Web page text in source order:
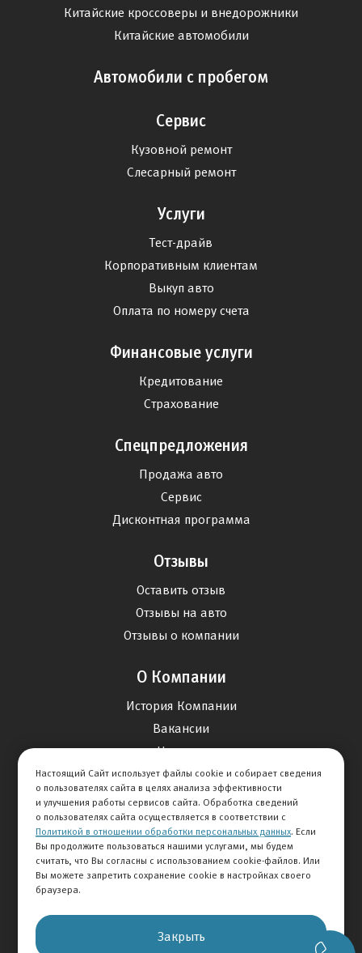
© 2026 АВТОМИР
Китайские кроссоверы и внедорожники
Китайские автомобили
Автомобили с пробегом
Сервис
Кузовной ремонт
Слесарный ремонт
Услуги
Тест-драйв
Корпоративным клиентам
Выкуп авто
Оплата по номеру счета
Финансовые услуги
Кредитование
Страхование
Спецпредложения
Продажа авто
Сервис
Дисконтная программа
Отзывы
Оставить отзыв
Отзывы на авто
Отзывы о компании
О Компании
История Компании
Вакансии
Новости
Карта сайта
Контакты
+7 495 234-33-66
Настоящий Сайт использует файлы cookie и собирает сведения
о пользователях сайта в целях анализа эффективности
и улучшения работы сервисов сайта. Обработка сведений
о пользователях сайта осуществляется в соответствии с
Политикой в отношении обработки персональных данных. Если
Вы продолжите пользоваться нашими услугами, мы будем
считать, что Вы согласны с использованием cookie-файлов. Или
Вы можете запретить сохранение cookie в настройках своего
браузера.
Закрыть